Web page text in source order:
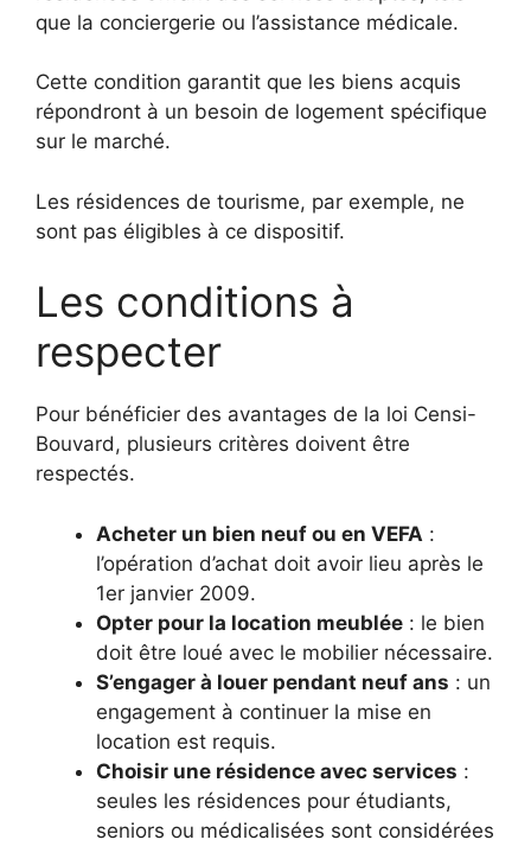
que la conciergerie ou l’assistance médicale.
Cette condition garantit que les biens acquis
répondront à un besoin de logement spécifique
sur le marché.
Les résidences de tourisme, par exemple, ne
sont pas éligibles à ce dispositif.
Les conditions à
respecter
Pour bénéficier des avantages de la loi Censi-
Bouvard, plusieurs critères doivent être
respectés.
Acheter un bien neuf ou en VEFA :
l’opération d’achat doit avoir lieu après le
1er janvier 2009.
Opter pour la location meublée : le bien
doit être loué avec le mobilier nécessaire.
S’engager à louer pendant neuf ans : un
engagement à continuer la mise en
location est requis.
Choisir une résidence avec services :
seules les résidences pour étudiants,
seniors ou médicalisées sont considérées